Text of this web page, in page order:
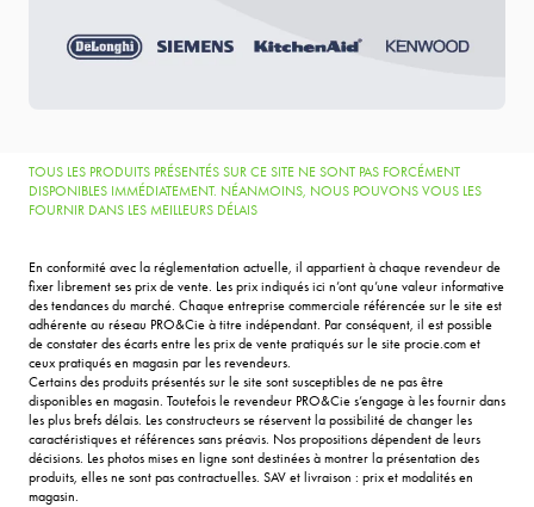
TOUS LES PRODUITS PRÉSENTÉS SUR CE SITE NE SONT PAS FORCÉMENT
DISPONIBLES IMMÉDIATEMENT. NÉANMOINS, NOUS POUVONS VOUS LES
FOURNIR DANS LES MEILLEURS DÉLAIS
En conformité avec la réglementation actuelle, il appartient à chaque revendeur de
fixer librement ses prix de vente. Les prix indiqués ici n’ont qu’une valeur informative
des tendances du marché. Chaque entreprise commerciale référencée sur le site est
adhérente au réseau PRO&Cie à titre indépendant. Par conséquent, il est possible
de constater des écarts entre les prix de vente pratiqués sur le site procie.com et
ceux pratiqués en magasin par les revendeurs.
Certains des produits présentés sur le site sont susceptibles de ne pas être
disponibles en magasin. Toutefois le revendeur PRO&Cie s’engage à les fournir dans
les plus brefs délais. Les constructeurs se réservent la possibilité de changer les
caractéristiques et références sans préavis. Nos propositions dépendent de leurs
décisions. Les photos mises en ligne sont destinées à montrer la présentation des
produits, elles ne sont pas contractuelles. SAV et livraison : prix et modalités en
magasin.